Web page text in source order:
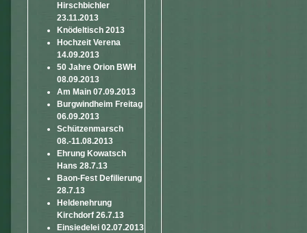
Hirschbichler
23.11.2013
Knödeltisch 2013
Hochzeit Verena
14.09.2013
50 Jahre Orion BWH
08.09.2013
Am Main 07.09.2013
Burgwindheim Freitag
06.09.2013
Schützenmarsch
08.-11.08.2013
Ehrung Kowatsch
Hans 28.7.13
Baon-Fest Defilierung
28.7.13
Heldenehrung
Kirchdorf 26.7.13
Einsiedelei 02.07.2013